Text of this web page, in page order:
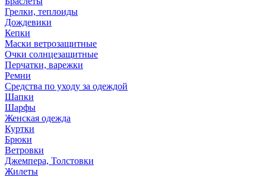
Грелки, теплоиды
Дождевики
Кепки
Маски ветрозащитные
Очки солнцезащитные
Перчатки, варежки
Ремни
Средства по уходу за одеждой
Шапки
Шарфы
Женская одежда
Куртки
Брюки
Ветровки
Джемпера, Толстовки
Жилеты